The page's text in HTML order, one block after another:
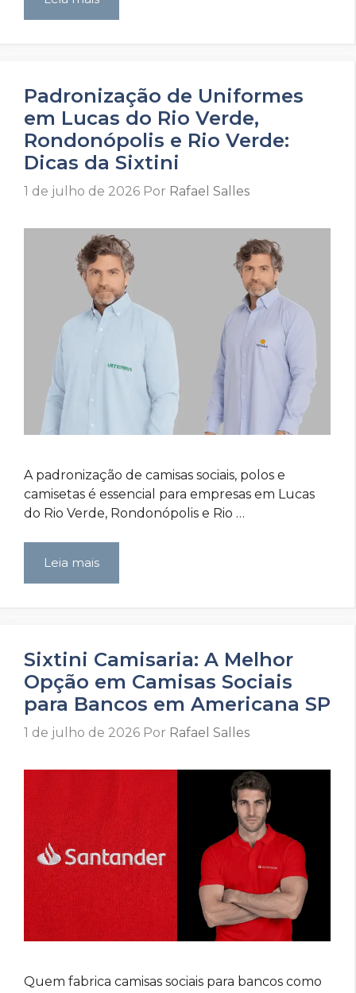
Padronização de Uniformes
em Lucas do Rio Verde,
Rondonópolis e Rio Verde:
Dicas da Sixtini
1 de julho de 2026 Por Rafael Salles
A padronização de camisas sociais, polos e
camisetas é essencial para empresas em Lucas
do Rio Verde, Rondonópolis e Rio …
Leia mais
Sixtini Camisaria: A Melhor
Opção em Camisas Sociais
para Bancos em Americana SP
1 de julho de 2026 Por Rafael Salles
Quem fabrica camisas sociais para bancos como